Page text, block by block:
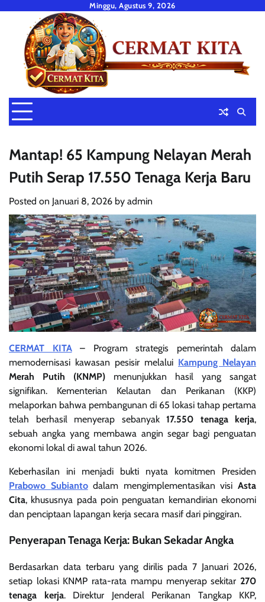
content
Minggu, Agustus 9, 2026
Mantap! 65 Kampung Nelayan Merah
Putih Serap 17.550 Tenaga Kerja Baru
Posted on Januari 8, 2026 by admin
CERMAT KITA– Program strategis pemerintah dalam
memodernisasi kawasan pesisir melalui Kampung Nelayan
Merah Putih (KNMP) menunjukkan hasil yang sangat
signifikan. Kementerian Kelautan dan Perikanan (KKP)
melaporkan bahwa pembangunan di 65 lokasi tahap pertama
telah berhasil menyerap sebanyak 17.550 tenaga kerja,
sebuah angka yang membawa angin segar bagi penguatan
ekonomi lokal di awal tahun 2026.
Keberhasilan ini menjadi bukti nyata komitmen Presiden
Prabowo Subiantodalam mengimplementasikan visiAsta
Cita, khususnya pada poin penguatan kemandirian ekonomi
dan penciptaan lapangan kerja secara masif dari pinggiran.
Penyerapan Tenaga Kerja: Bukan Sekadar Angka
Berdasarkan data terbaru yang dirilis pada 7 Januari 2026,
setiap lokasi KNMP rata-rata mampu menyerap sekitar 270
tenaga kerja. Direktur Jenderal Perikanan Tangkap KKP,